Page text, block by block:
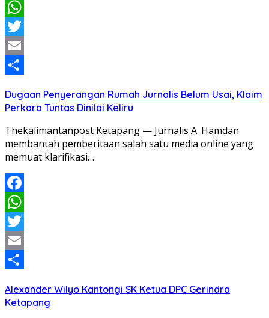
Facebook
WhatsApp
Twitter
Email
Dugaan Penyerangan Rumah Jurnalis Belum Usai, Klaim
Perkara Tuntas Dinilai Keliru
Thekalimantanpost Ketapang — Jurnalis A. Hamdan
membantah pemberitaan salah satu media online yang
memuat klarifikasi…
Facebook
WhatsApp
Twitter
Email
Alexander Wilyo Kantongi SK Ketua DPC Gerindra
Ketapang